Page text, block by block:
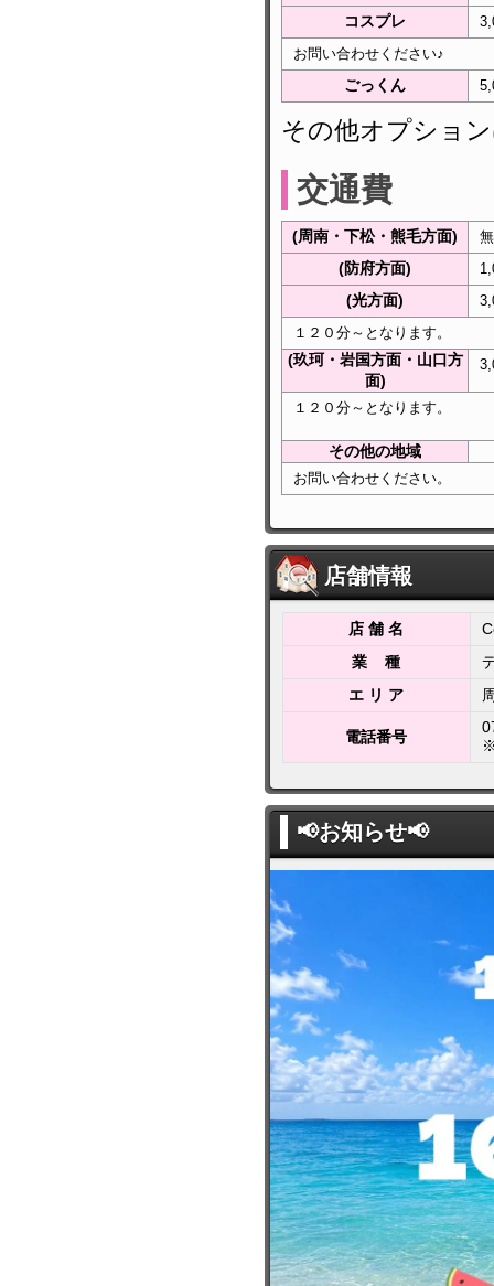
コスプレ
お問い合わせください♪
ごっくん
その他オプショ
交通費
(周南・下松・熊毛方面)
(防府方面)
(光方面)
１２０分～となります。
(玖珂・岩国方面・山口方
面)
１２０分～となります。
その他の地域
お問い合わせください。
店舗情報
店 舗 名
業 種
エ リ ア
電話番号
📢お知らせ📢